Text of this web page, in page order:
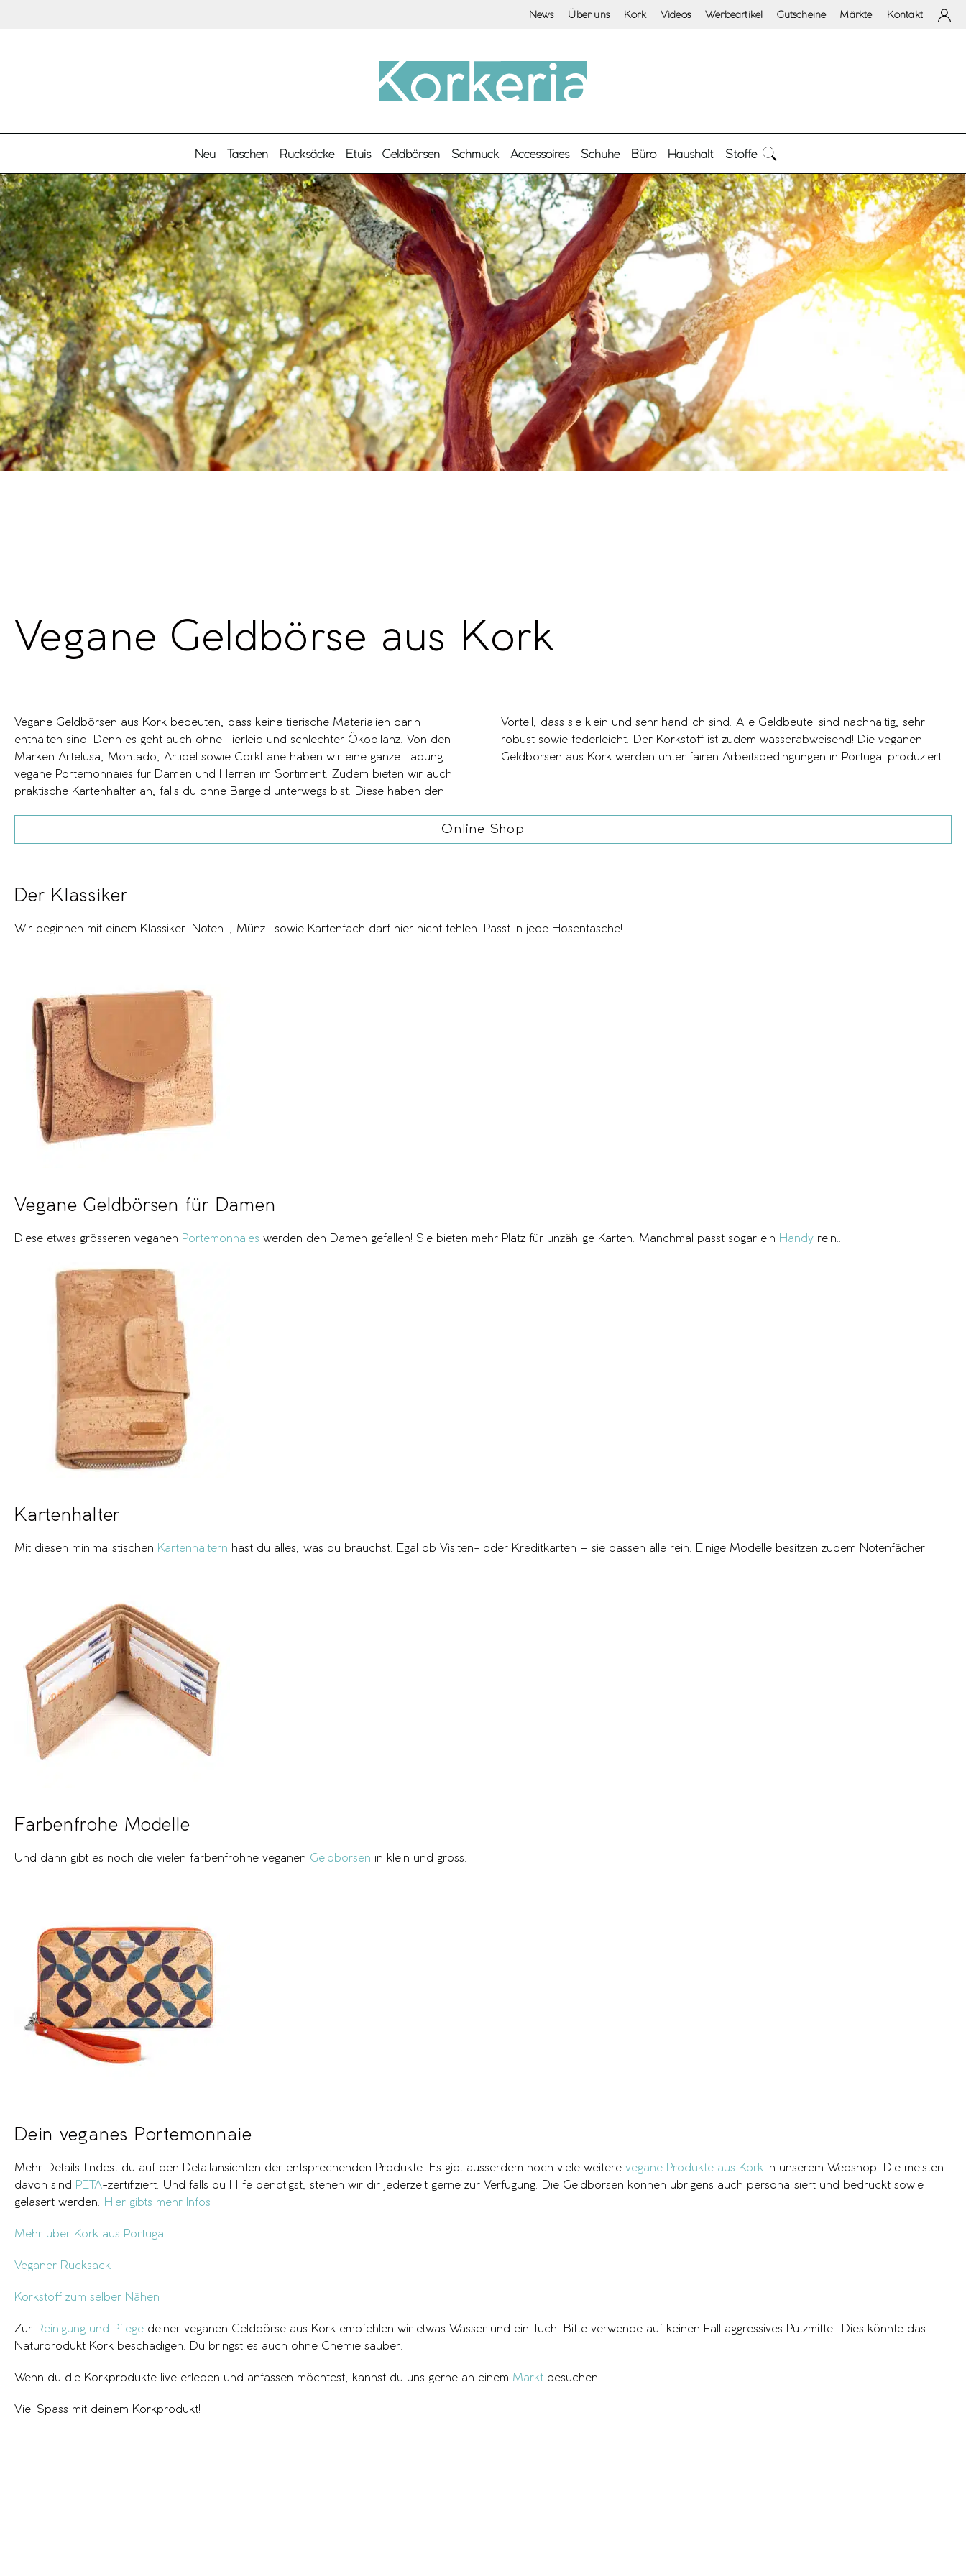
News Über uns Kork Videos Werbeartikel Gutscheine Märkte Kontakt
Neu Taschen Rucksäcke Etuis Geldbörsen Schmuck Accessoires Schuhe Büro Haushalt Stoffe
Vegane Geldbörse aus Kork
Vegane Geldbörsen aus Kork bedeuten, dass keine tierische Materialien darin
enthalten sind. Denn es geht auch ohne Tierleid und schlechter Ökobilanz. Von den
Marken Artelusa, Montado, Artipel sowie CorkLane haben wir eine ganze Ladung
vegane Portemonnaies für Damen und Herren im Sortiment. Zudem bieten wir auch
praktische Kartenhalter an, falls du ohne Bargeld unterwegs bist. Diese haben den
Vorteil, dass sie klein und sehr handlich sind. Alle Geldbeutel sind nachhaltig, sehr
robust sowie federleicht. Der Korkstoff ist zudem wasserabweisend! Die veganen
Geldbörsen aus Kork werden unter fairen Arbeitsbedingungen in Portugal produziert.
Online Shop
Der Klassiker
Wir beginnen mit einem Klassiker. Noten-, Münz- sowie Kartenfach darf hier nicht fehlen. Passt in jede Hosentasche!
Vegane Geldbörsen für Damen
Diese etwas grösseren veganen Portemonnaies werden den Damen gefallen! Sie bieten mehr Platz für unzählige Karten. Manchmal passt sogar ein Handy rein…
Kartenhalter
Mit diesen minimalistischen Kartenhaltern hast du alles, was du brauchst. Egal ob Visiten- oder Kreditkarten – sie passen alle rein. Einige Modelle besitzen zudem Notenfächer.
Farbenfrohe Modelle
Und dann gibt es noch die vielen farbenfrohne veganen Geldbörsen in klein und gross.
Dein veganes Portemonnaie
Mehr Details findest du auf den Detailansichten der entsprechenden Produkte. Es gibt ausserdem noch viele weitere vegane Produkte aus Kork in unserem Webshop. Die meisten
davon sind PETA-zertifiziert. Und falls du Hilfe benötigst, stehen wir dir jederzeit gerne zur Verfügung. Die Geldbörsen können übrigens auch personalisiert und bedruckt sowie
gelasert werden.
Hier gibts mehr Infos
Mehr über Kork aus Portugal
Veganer Rucksack
Korkstoff zum selber Nähen
Zur Reinigung und Pflege deiner veganen Geldbörse aus Kork empfehlen wir etwas Wasser und ein Tuch. Bitte verwende auf keinen Fall aggressives Putzmittel. Dies könnte das
Naturprodukt Kork beschädigen. Du bringst es auch ohne Chemie sauber.
Wenn du die Korkprodukte live erleben und anfassen möchtest, kannst du uns gerne an einem Markt besuchen.
Viel Spass mit deinem Korkprodukt!